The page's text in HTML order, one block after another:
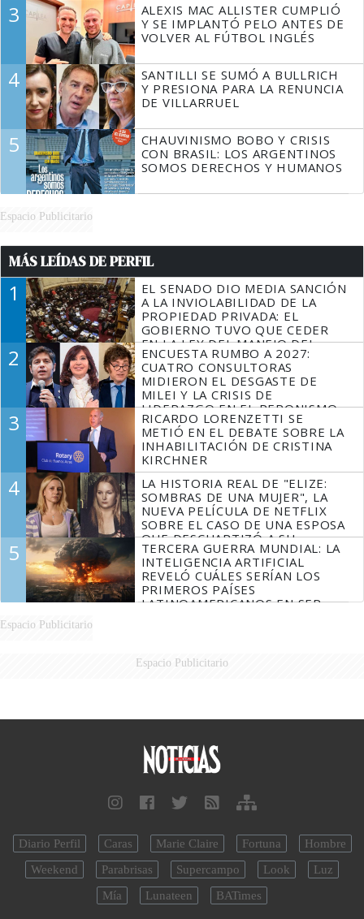
3
ALEXIS MAC ALLISTER CUMPLIÓ
Y SE IMPLANTÓ PELO ANTES DE
VOLVER AL FÚTBOL INGLÉS
4
SANTILLI SE SUMÓ A BULLRICH
Y PRESIONA PARA LA RENUNCIA
DE VILLARRUEL
5
CHAUVINISMO BOBO Y CRISIS
CON BRASIL: LOS ARGENTINOS
SOMOS DERECHOS Y HUMANOS
Espacio Publicitario
MÁS LEÍDAS DE PERFIL
1
EL SENADO DIO MEDIA SANCIÓN
A LA INVIOLABILIDAD DE LA
PROPIEDAD PRIVADA: EL
GOBIERNO TUVO QUE CEDER
EN LA LEY DEL MANEJO DEL
FUEGO
2
ENCUESTA RUMBO A 2027:
CUATRO CONSULTORAS
MIDIERON EL DESGASTE DE
MILEI Y LA CRISIS DE
LIDERAZGO EN EL PERONISMO
3
RICARDO LORENZETTI SE
METIÓ EN EL DEBATE SOBRE LA
INHABILITACIÓN DE CRISTINA
KIRCHNER
4
LA HISTORIA REAL DE "ELIZE:
SOMBRAS DE UNA MUJER", LA
NUEVA PELÍCULA DE NETFLIX
SOBRE EL CASO DE UNA ESPOSA
QUE DESCUARTIZÓ A SU
MARIDO
5
TERCERA GUERRA MUNDIAL: LA
INTELIGENCIA ARTIFICIAL
REVELÓ CUÁLES SERÍAN LOS
PRIMEROS PAÍSES
LATINOAMERICANOS EN SER
Espacio Publicitario
Espacio Publicitario
Diario Perfil Caras Marie Claire Fortuna
Hombre
Weekend
Parabrisas Supercampo Look
Luz
Mía
Lunateen BATimes